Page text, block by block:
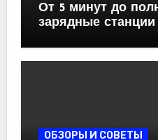
От 5 минут до
зарядные
ОБЗОРЫ И СОВЕТЫ